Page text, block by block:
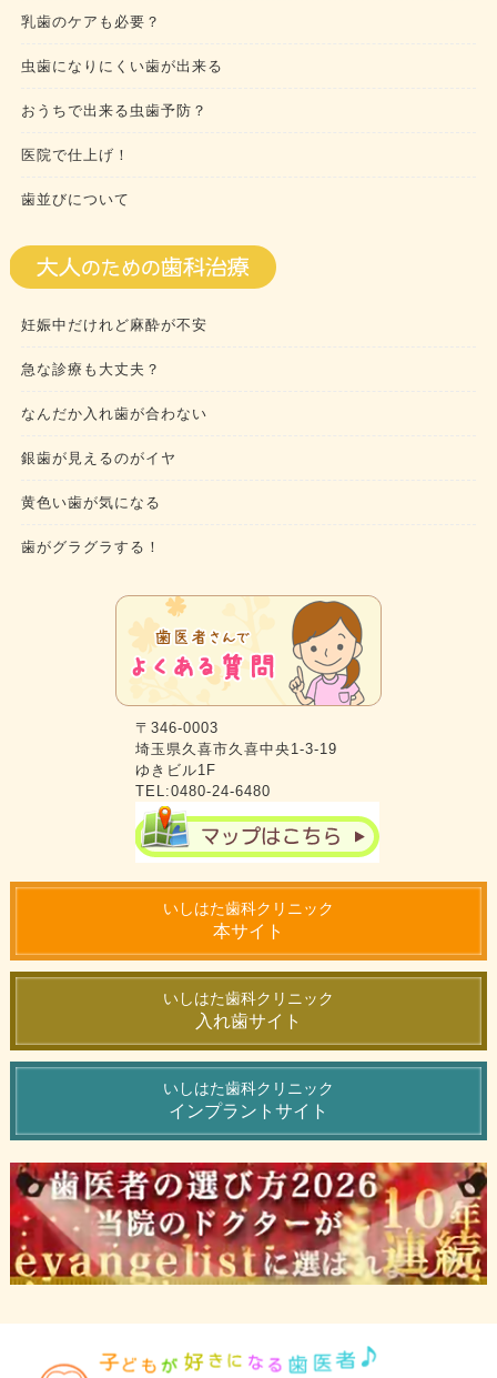
乳歯のケアも必要？
虫歯になりにくい歯が出来る
おうちで出来る虫歯予防？
医院で仕上げ！
歯並びについて
妊娠中だけれど麻酔が不安
急な診療も大丈夫？
なんだか入れ歯が合わない
銀歯が見えるのがイヤ
黄色い歯が気になる
歯がグラグラする！
〒346-0003
埼玉県久喜市久喜中央1-3-19
ゆきビル1F
TEL:0480-24-6480
いしはた歯科クリニック
本サイト
いしはた歯科クリニック
入れ歯サイト
いしはた歯科クリニック
インプラントサイト